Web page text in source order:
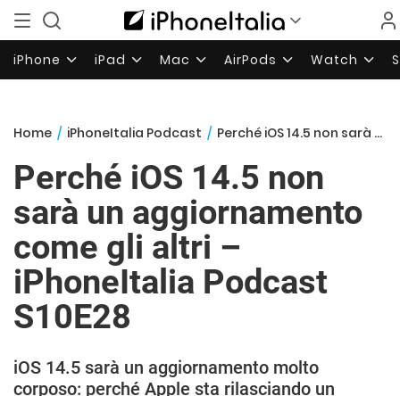
iPhone iPad Mac AirPods Watch
Home / iPhoneItalia Podcast / Perché iOS 14.5 non sarà un aggiornamento come gli altri – iPhoneItalia Podcast S10E28
Perché iOS 14.5 non
sarà un aggiornamento
come gli altri –
iPhoneItalia Podcast
S10E28
iOS 14.5 sarà un aggiornamento molto
corposo: perché Apple sta rilasciando un